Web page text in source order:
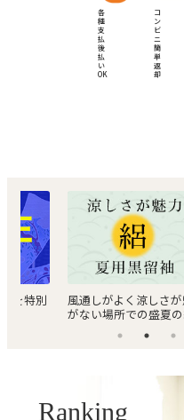
各
種
支
払
後
払
い
OK
コ
ン
ビ
ニ
簡
単
返
却
アコン
着物のバーチャル試
着体験が出来ます。
Ranking